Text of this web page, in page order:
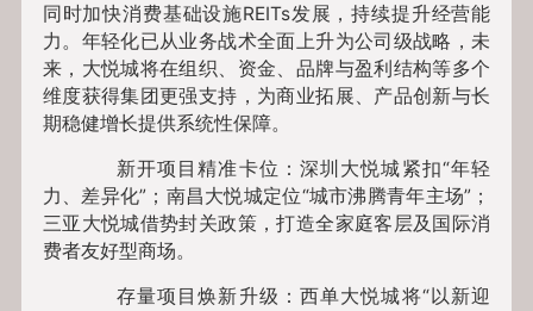
同时加快消费基础设施REITs发展，持续提升经营能
力。年轻化已从业务战术全面上升为公司级战略，未
来，大悦城将在组织、资金、品牌与盈利结构等多个
维度获得集团更强支持，为商业拓展、产品创新与长
期稳健增长提供系统性保障。
新开项目精准卡位：深圳大悦城紧扣“年轻
力、差异化”；南昌大悦城定位“城市沸腾青年主场”；
三亚大悦城借势封关政策，打造全家庭客层及国际消
费者友好型商场。
存量项目焕新升级：西单大悦城将“以新迎